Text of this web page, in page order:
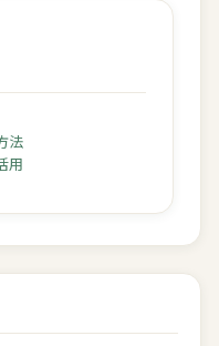
法
用